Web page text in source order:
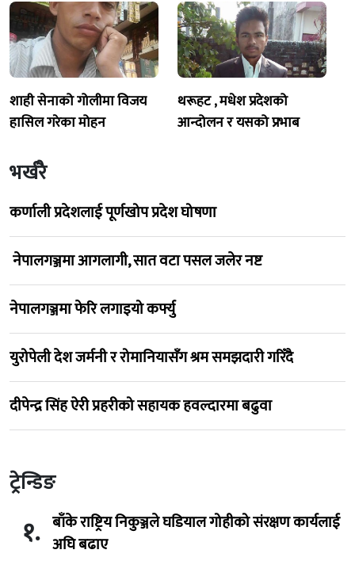
शाही सेनाको गोलीमा विजय
हासिल गरेका मोहन
थरूहट , मधेश प्रदेशको
आन्दोलन र यसको प्रभाब
भर्खरै
कर्णाली प्रदेशलाई पूर्णखोप प्रदेश घोषणा
नेपालगञ्जमा आगलागी, सात वटा पसल जलेर नष्ट
नेपालगञ्जमा फेरि लगाइयो कर्फ्यु
युरोपेली देश जर्मनी र रोमानियासँग श्रम समझदारी गरिँदै
दीपेन्द्र सिंह ऐरी प्रहरीको सहायक हवल्दारमा बढुवा
ट्रेन्डिङ
१. बाँके राष्ट्रिय निकुञ्जले घडियाल गोहीको संरक्षण कार्यलाई
अघि बढाए